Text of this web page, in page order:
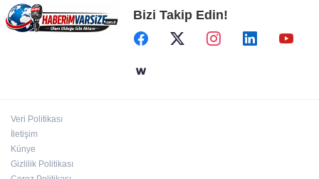
Filistin'in dünyaya açılan sesi olmaya devam
edeceğiz
Cevdet Yılmaz: Mekke Ortak Savunma
Bizi Takip Edin!
Veri Politikası
İletişim
Künye
Gizlilik Politikası